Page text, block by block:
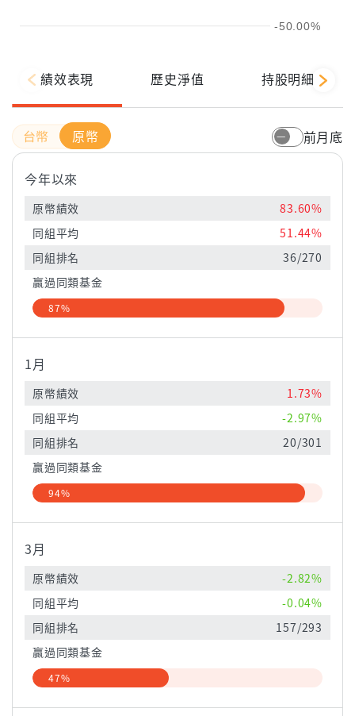
-50.00%
績效表現 歷史淨值 持股明細
原幣 前月底
今年以來
原幣績效
83.60%
同組平均
51.44%
同組排名
36/270
贏過同類基金
87%
1月
原幣績效
1.73%
同組平均
-2.97%
同組排名
20/301
贏過同類基金
94%
3月
原幣績效
-2.82%
同組平均
-0.04%
同組排名
157/293
贏過同類基金
47%